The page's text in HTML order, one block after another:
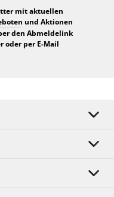
mit aktuellen
und Aktionen
den Abmeldelink
oder per E-Mail